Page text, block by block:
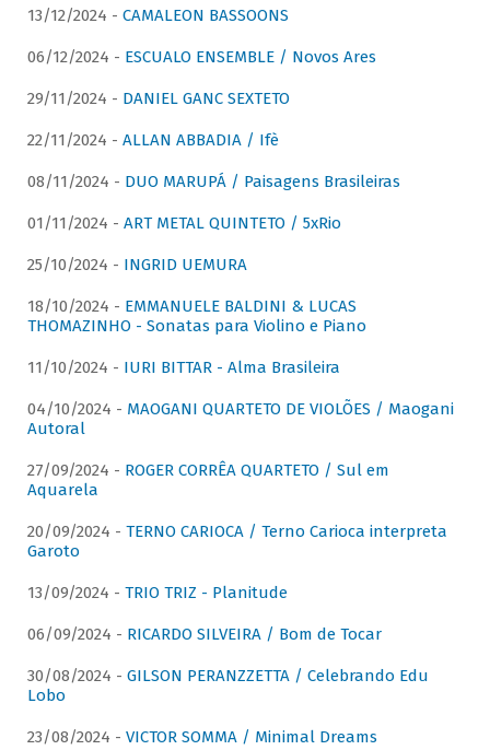
13/12/2024 - CAMALEON BASSOONS
06/12/2024 - ESCUALO ENSEMBLE / Novos Ares
29/11/2024 - DANIEL GANC SEXTETO
22/11/2024 - ALLAN ABBADIA / Ifè
08/11/2024 - DUO MARUPÁ / Paisagens Brasileiras
01/11/2024 - ART METAL QUINTETO / 5xRio
25/10/2024 - INGRID UEMURA
18/10/2024 - EMMANUELE BALDINI & LUCAS
THOMAZINHO - Sonatas para Violino e Piano
11/10/2024 - IURI BITTAR - Alma Brasileira
04/10/2024 - MAOGANI QUARTETO DE VIOLÕES / Maogani
Autoral
27/09/2024 - ROGER CORRÊA QUARTETO / Sul em
Aquarela
20/09/2024 - TERNO CARIOCA / Terno Carioca interpreta
Garoto
13/09/2024 - TRIO TRIZ - Planitude
06/09/2024 - RICARDO SILVEIRA / Bom de Tocar
30/08/2024 - GILSON PERANZZETTA / Celebrando Edu
Lobo
23/08/2024 - VICTOR SOMMA / Minimal Dreams